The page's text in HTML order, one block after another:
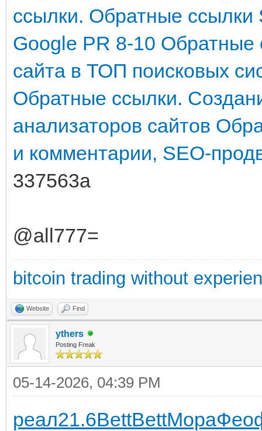
ссылки. Обратные ссылки
Google PR 8-10 Обратные
сайта в ТОП поисковых
Обратные ссылки.
анализаторов сайтов
и комментарии, SEO-
337563a
@all777=
bitcoin trading without
Website Find
ythers
Posting Freak
05-14-2026, 04:39 PM
реал21.6BettBettМора